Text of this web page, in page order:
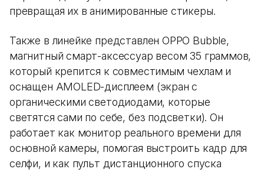
превращая их в анимированные стикеры.
Также в линейке представлен OPPO Bubble,
магнитный смарт-аксессуар весом 35 граммов,
который крепится к совместимым чехлам и
оснащен AMOLED-дисплеем (экран с
органическими светодиодами, которые
светятся сами по себе, без подсветки). Он
работает как монитор реального времени для
основной камеры, помогая выстроить кадр для
селфи, и как пульт дистанционного спуска